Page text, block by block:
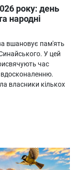
року: день
народні
вшановує пам'ять
У цей
час
вдосконаленню.
власники кількох